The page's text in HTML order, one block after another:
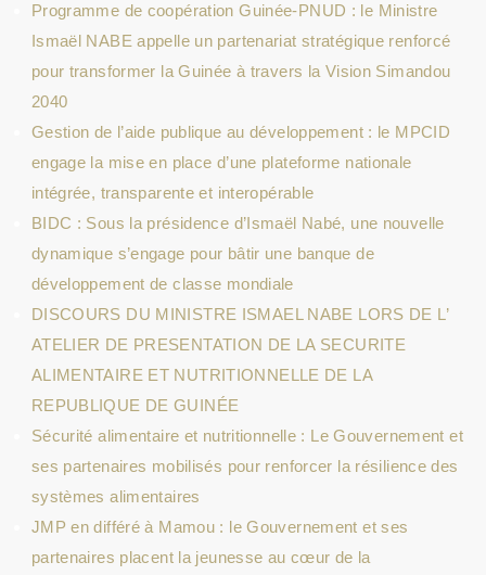
Programme de coopération Guinée-PNUD : le Ministre
Ismaël NABE appelle un partenariat stratégique renforcé
pour transformer la Guinée à travers la Vision Simandou
2040
Gestion de l’aide publique au développement : le MPCID
engage la mise en place d’une plateforme nationale
intégrée, transparente et interopérable
BIDC : Sous la présidence d’Ismaël Nabé, une nouvelle
dynamique s’engage pour bâtir une banque de
développement de classe mondiale
DISCOURS DU MINISTRE ISMAEL NABE LORS DE L’
ATELIER DE PRESENTATION DE LA SECURITE
ALIMENTAIRE ET NUTRITIONNELLE DE LA
REPUBLIQUE DE GUINÉE
Sécurité alimentaire et nutritionnelle : Le Gouvernement et
ses partenaires mobilisés pour renforcer la résilience des
systèmes alimentaires
JMP en différé à Mamou : le Gouvernement et ses
partenaires placent la jeunesse au cœur de la